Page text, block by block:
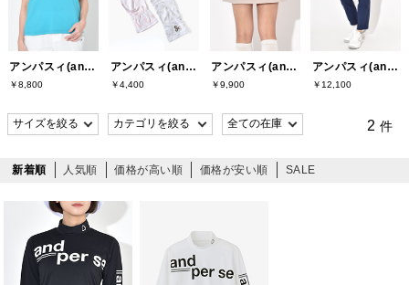
アンパスィ(and per se)
￥8,800
アンパスィ(and per se)
￥4,400
アンパスィ(and per se)
￥9,900
アンパスィ(and per se)
￥12,100
2 件
新着順 人気順 価格が高い順 価格が安い順 SALE